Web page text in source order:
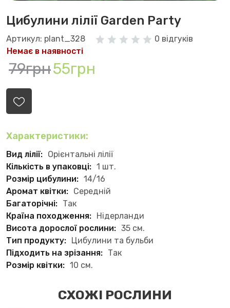
Цибулини лілії Garden Party
Артикул: plant_328
0 відгуків
Немає в наявності
79грн55грн
Характеристики:
Вид лілії: Орієнтальні лілії
Кількість в упаковці: 1 шт.
Розмір цибулини: 14/16
Аромат квітки: Середній
Багаторічні: Так
Країна походження: Нідерланди
Висота дорослої рослини: 35 см.
Тип продукту: Цибулини та бульби
Підходить на зрізання: Так
Розмір квітки: 10 см.
СХОЖІ РОСЛИНИ